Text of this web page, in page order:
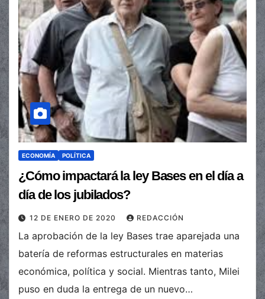
ECONOMÍA POLÍTICA
¿Cómo impactará la ley Bases en el día a
día de los jubilados?
12 DE ENERO DE 2020 REDACCIÓN
La aprobación de la ley Bases trae aparejada una
batería de reformas estructurales en materias
económica, política y social. Mientras tanto, Milei
puso en duda la entrega de un nuevo…